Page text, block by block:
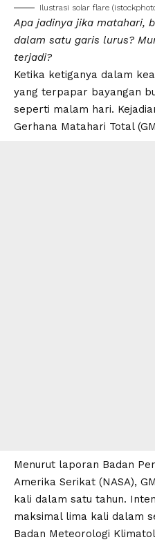
Ilustrasi solar flare (
Apa jadinya jika matahari,
dalam satu garis lurus?
terjadi?
Ketika ketiganya dalam
yang terpapar bayangan
seperti malam hari.
Gerhana Matahari Total(
Menurut laporan Badan
Amerika Serikat (NASA),
kali dalam satu tahun.
maksimal lima kali dalam
Badan Meteorologi